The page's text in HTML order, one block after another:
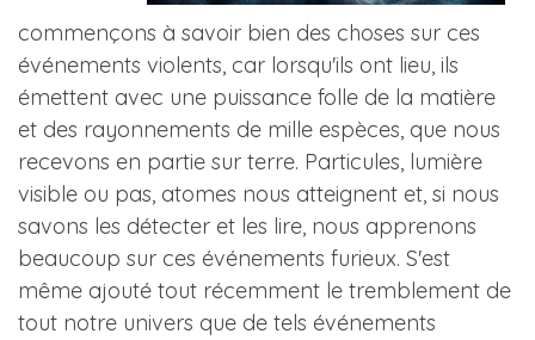
commençons à savoir bien des choses sur ces
événements violents, car lorsqu'ils ont lieu, ils
émettent avec une puissance folle de la matière
et des rayonnements de mille espèces, que nous
recevons en partie sur terre. Particules, lumière
visible ou pas, atomes nous atteignent et, si nous
savons les détecter et les lire, nous apprenons
beaucoup sur ces événements furieux. S'est
même ajouté tout récemment le tremblement de
tout notre univers que de tels événements